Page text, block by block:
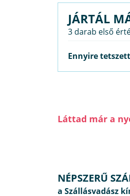
JÁRTÁL
3 darab első
Ennyire
Láttad már a
NÉPSZERŰ